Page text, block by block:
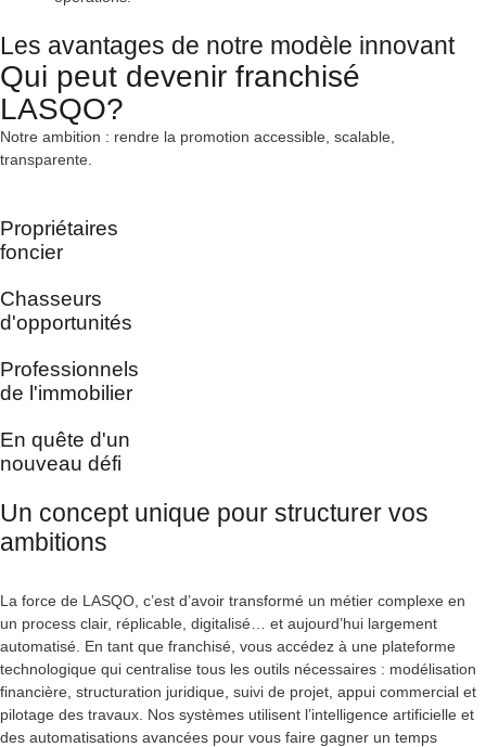
Les avantages de notre modèle innovant
Qui peut devenir franchisé
LASQO?
Notre ambition : rendre la promotion accessible, scalable,
transparente.
Propriétaires
foncier
Chasseurs
d'opportunités
Professionnels
de l'immobilier
En quête d'un
nouveau défi
Un concept unique pour structurer vos
ambitions
La force de LASQO, c’est d’avoir transformé un métier complexe en
un process clair, réplicable, digitalisé… et aujourd’hui largement
automatisé. En tant que franchisé, vous accédez à une plateforme
technologique qui centralise tous les outils nécessaires : modélisation
financière, structuration juridique, suivi de projet, appui commercial et
pilotage des travaux. Nos systèmes utilisent l’intelligence artificielle et
des automatisations avancées pour vous faire gagner un temps